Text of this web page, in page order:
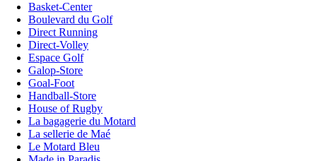
Basket-Center
Boulevard du Golf
Direct Running
Direct-Volley
Espace Golf
Galop-Store
Goal-Foot
Handball-Store
House of Rugby
La bagagerie du Motard
La sellerie de Maé
Le Motard Bleu